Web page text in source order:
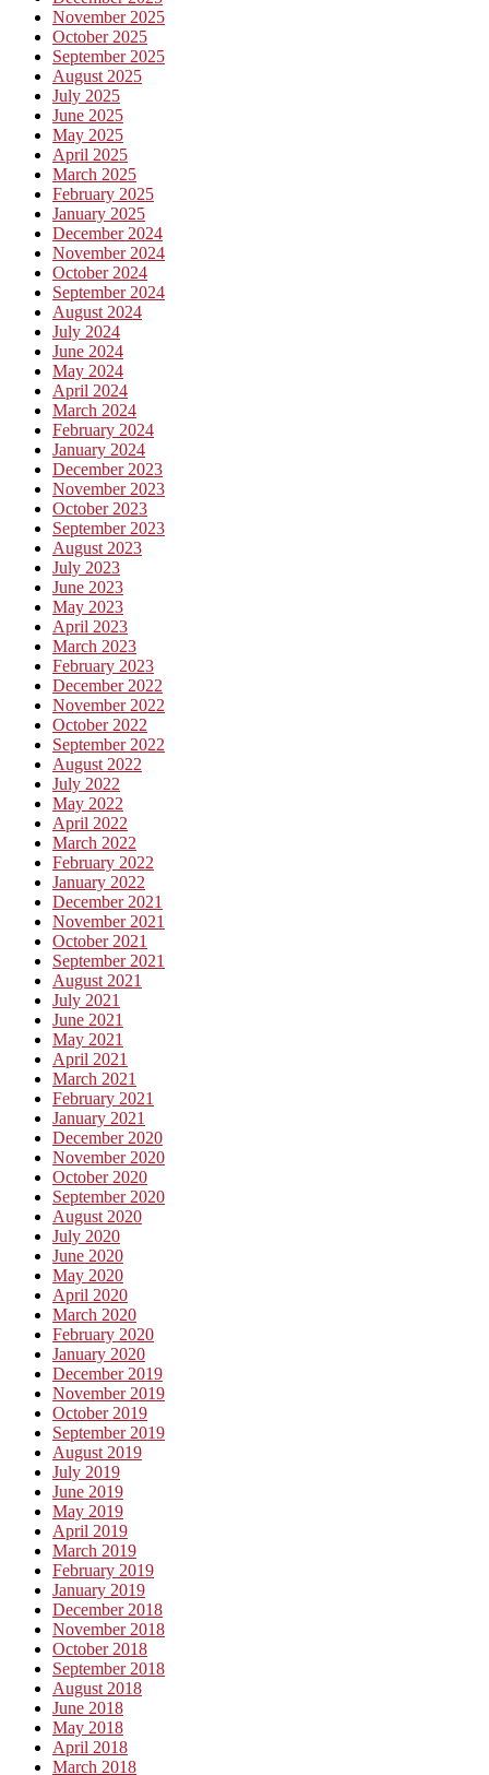
November 2025
October 2025
September 2025
August 2025
July 2025
June 2025
May 2025
April 2025
March 2025
February 2025
January 2025
December 2024
November 2024
October 2024
September 2024
August 2024
July 2024
June 2024
May 2024
April 2024
March 2024
February 2024
January 2024
December 2023
November 2023
October 2023
September 2023
August 2023
July 2023
June 2023
May 2023
April 2023
March 2023
February 2023
December 2022
November 2022
October 2022
September 2022
August 2022
July 2022
May 2022
April 2022
March 2022
February 2022
January 2022
December 2021
November 2021
October 2021
September 2021
August 2021
July 2021
June 2021
May 2021
April 2021
March 2021
February 2021
January 2021
December 2020
November 2020
October 2020
September 2020
August 2020
July 2020
June 2020
May 2020
April 2020
March 2020
February 2020
January 2020
December 2019
November 2019
October 2019
September 2019
August 2019
July 2019
June 2019
May 2019
April 2019
March 2019
February 2019
January 2019
December 2018
November 2018
October 2018
September 2018
August 2018
June 2018
May 2018
April 2018
March 2018